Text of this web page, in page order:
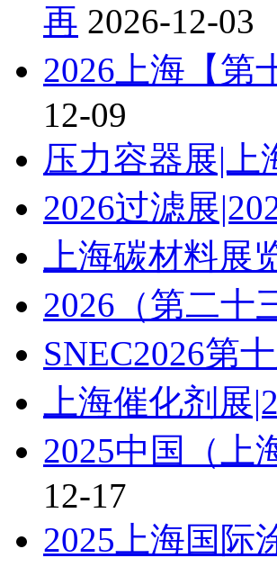
再 2026-12-03
2026上海【第
12-09
压力容器展|上
2026过滤展
上海碳材料展
2026（第二十
SNEC2026第
上海催化剂展
2025中国（上
12-17
2025上海国际